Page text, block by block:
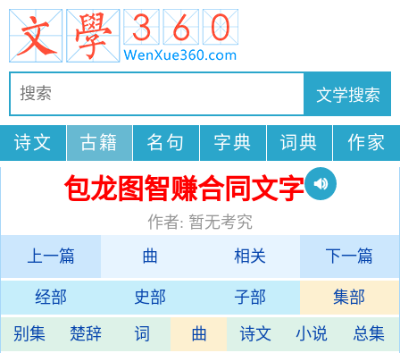
诗文 古籍 名句 字典 词典 作家
包龙图智赚合同文字
作者: 暂无考究
上一篇
曲 相关 下一篇
经部 史部 子部 集部
别集 楚辞 词 曲 诗文 小说 总集